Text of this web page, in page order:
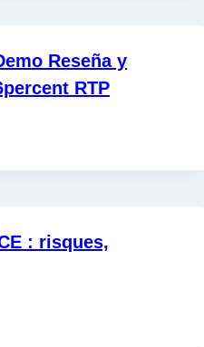
Reseña y
RTP
: risques,